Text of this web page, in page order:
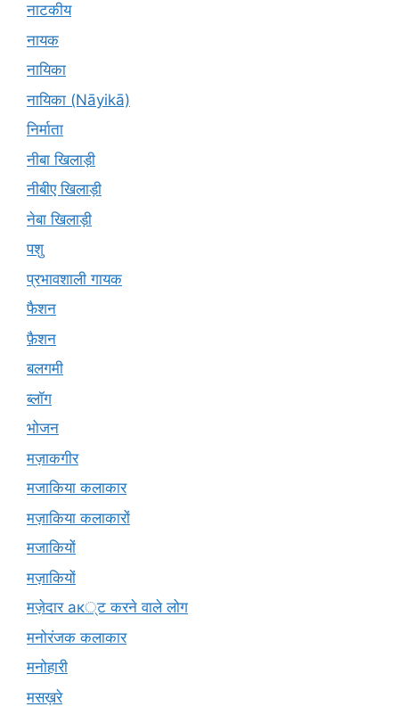
नाटकीय
नायक
नायिका
नायिका (Nāyikā)
निर्माता
नीबा खिलाड़ी
नीबीए खिलाड़ी
नेबा खिलाड़ी
पशु
प्रभावशाली गायक
फैशन
फ़ैशन
बलगमी
ब्लॉग
भोजन
मज़ाकगीर
मजाकिया कलाकार
मज़ाकिया कलाकारों
मजाकियों
मज़ाकियों
मज़ेदार ак्ट करने वाले लोग
मनोरंजक कलाकार
मनोहारी
मसख़रे